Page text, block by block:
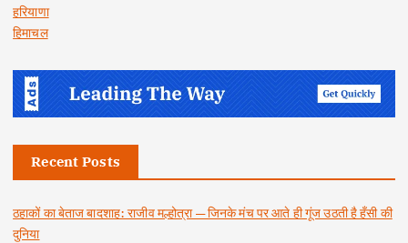
हरियाणा
हिमाचल
Recent Posts
ठहाकों का बेताज बादशाह: राजीव मल्होत्रा — जिनके मंच पर आते ही गूंज उठती है हँसी की
दुनिया